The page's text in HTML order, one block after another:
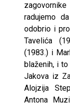
radujemo
odobrio i
Tavelića
(1983.) i
blaženih, i
Jakova iz
Alojzija
Antona